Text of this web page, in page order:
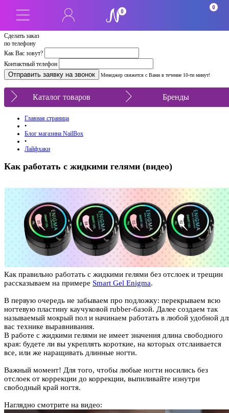
Сделать заказ
по телефону
Как Вас зовут?
Контактный телефон
Менеджер свяжется с Вами в течение 10-ти минут!
0
0
Каталог товаров Бренды
Главная страница
•
Блог магазина NailBox
•
Лайфхаки
Как работать с жидкими гелями (видео)
Как правильно работать с жидкими гелями без отслоек и трещин
рассказываем на примере Smart Gel Enigma.
В первую очередь не забываем про подложку: перекрываем всю
ногтевую пластину каучуковой rubber-базой. Далее создаем так
называемый мокрый пол и начинаем работать в любой удобной
вас технике выравнивания.
В работе с жидкими гелями не имеет значения длина свободного
края: будете ли вы укреплять короткие, на которых отслаивается
все, или же наращивать длинные ногти.
Важный момент! Для того, чтобы любые ногти носились без
отслоек от коррекции до коррекции, выпиливайте изнутри
свободный край ногтя.
Наглядно смотрите на видео: